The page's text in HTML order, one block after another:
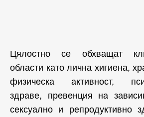
Цялостно се обхващат
области като лична хигиена,
физическа активност,
здраве, превенция на
сексуално и репродуктивно